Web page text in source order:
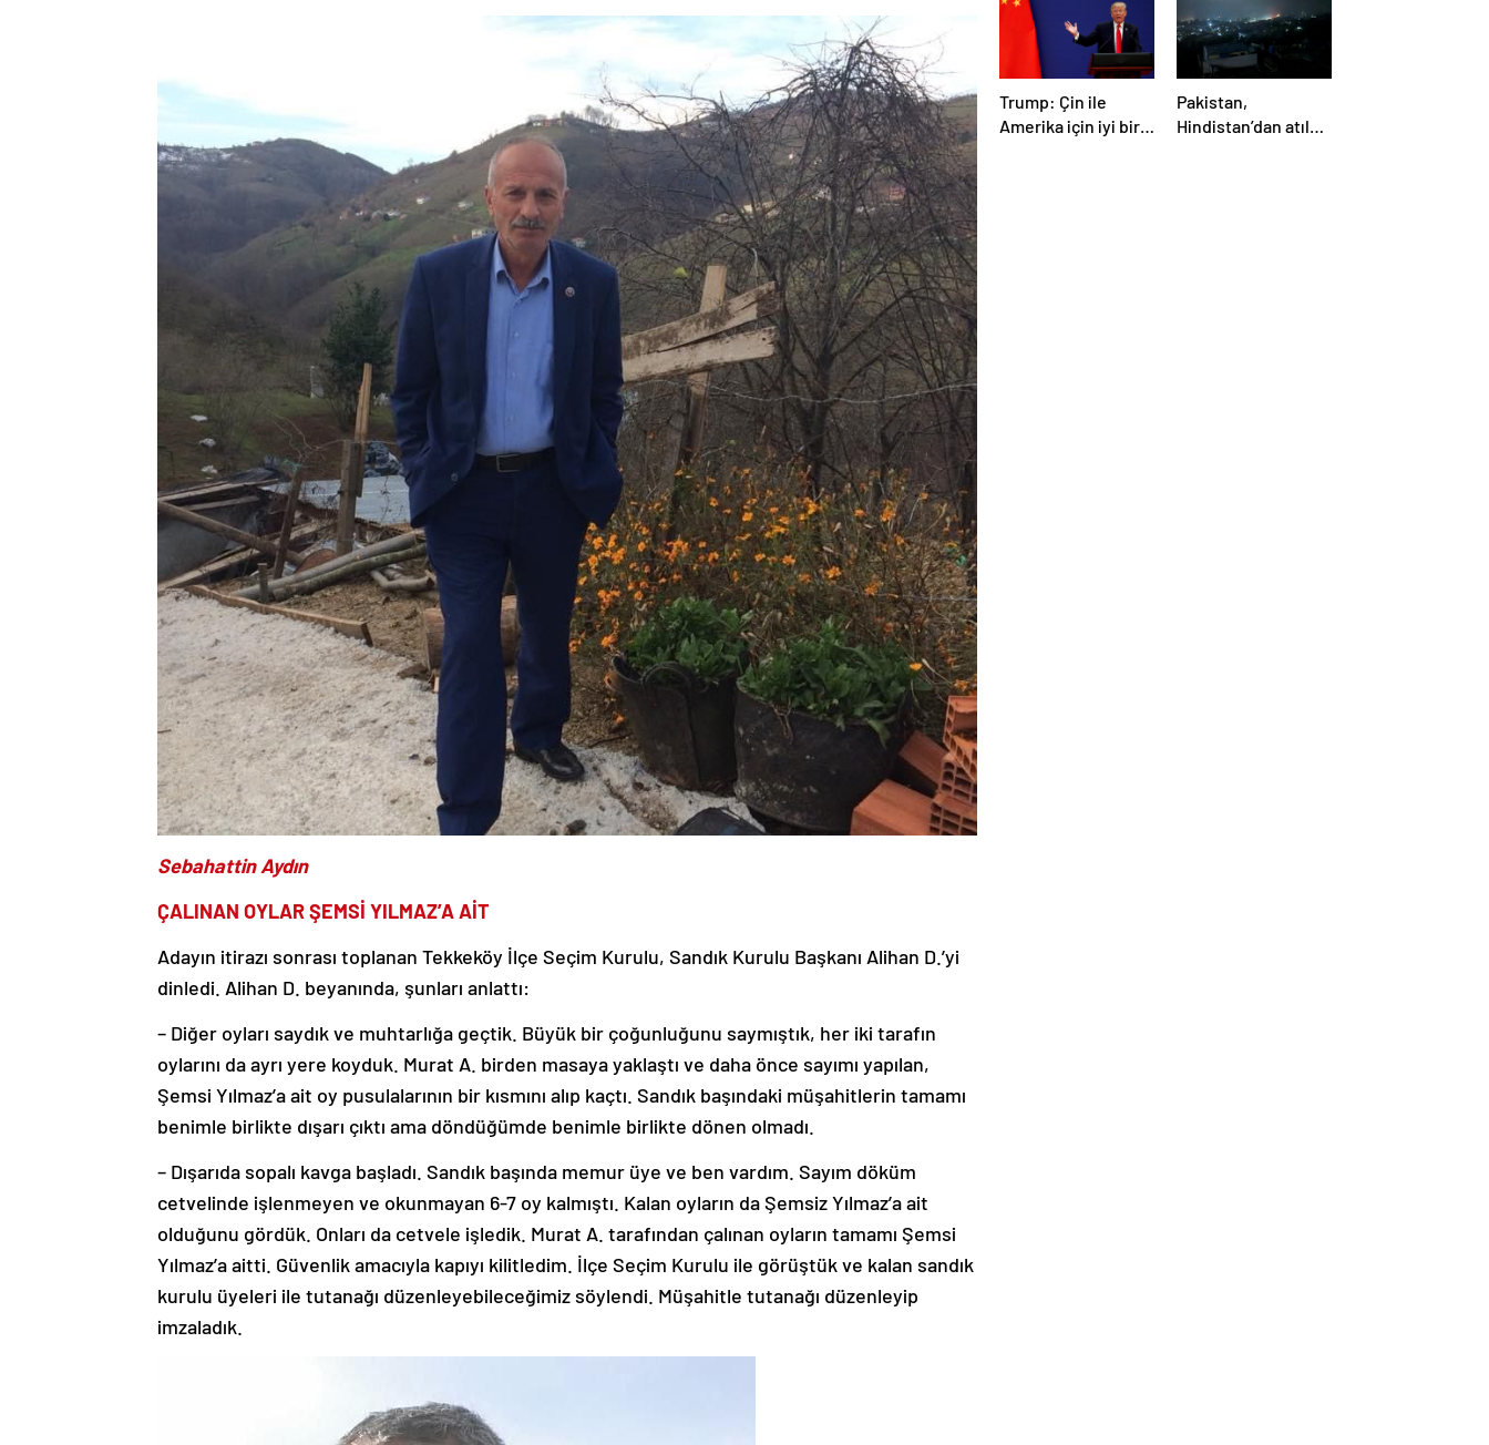
Sebahattin Aydın
ÇALINAN OYLAR ŞEMSİ YILMAZ’A AİT
Adayın itirazı sonrası toplanan Tekkeköy İlçe Seçim Kurulu, Sandık Kurulu Başkanı Alihan D.’yi
dinledi. Alihan D. beyanında, şunları anlattı:
– Diğer oyları saydık ve muhtarlığa geçtik. Büyük bir çoğunluğunu saymıştık, her iki tarafın
oylarını da ayrı yere koyduk. Murat A. birden masaya yaklaştı ve daha önce sayımı yapılan,
Şemsi Yılmaz’a ait oy pusulalarının bir kısmını alıp kaçtı. Sandık başındaki müşahitlerin tamamı
benimle birlikte dışarı çıktı ama döndüğümde benimle birlikte dönen olmadı.
– Dışarıda sopalı kavga başladı. Sandık başında memur üye ve ben vardım. Sayım döküm
cetvelinde işlenmeyen ve okunmayan 6-7 oy kalmıştı. Kalan oyların da Şemsiz Yılmaz’a ait
olduğunu gördük. Onları da cetvele işledik. Murat A. tarafından çalınan oyların tamamı Şemsi
Yılmaz’a aitti. Güvenlik amacıyla kapıyı kilitledim. İlçe Seçim Kurulu ile görüştük ve kalan sandık
kurulu üyeleri ile tutanağı düzenleyebileceğimiz söylendi. Müşahitle tutanağı düzenleyip
imzaladık.
Trump: Çin ile
Amerika için iyi bir
Pakistan,
Hindistan’dan atılan